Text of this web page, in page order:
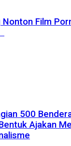
Nonton Film
500
Ajakan